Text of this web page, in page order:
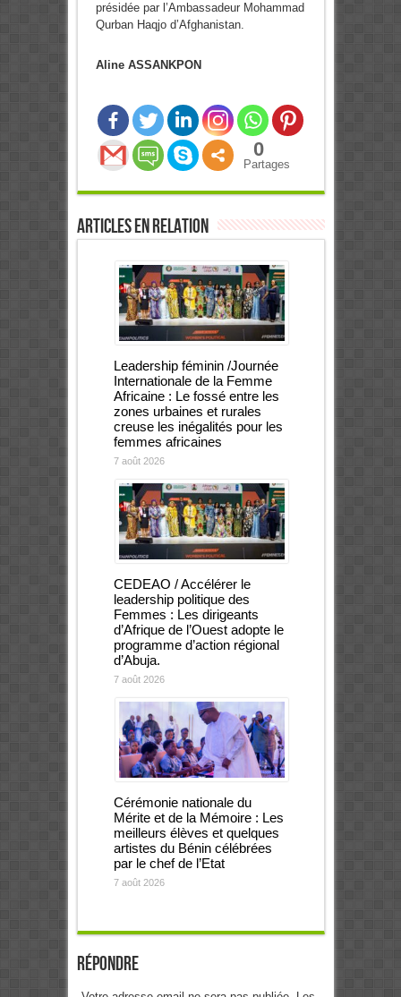
présidée par l’Ambassadeur Mohammad
Qurban Haqjo d’Afghanistan.
Aline ASSANKPON
0
Partages
Articles en relation
Leadership féminin /Journée
Internationale de la Femme
Africaine : Le fossé entre les
zones urbaines et rurales
creuse les inégalités pour les
femmes africaines
7 août 2026
CEDEAO / Accélérer le
leadership politique des
Femmes : Les dirigeants
d’Afrique de l’Ouest adopte le
programme d’action régional
d’Abuja.
7 août 2026
Cérémonie nationale du
Mérite et de la Mémoire : Les
meilleurs élèves et quelques
artistes du Bénin célébrées
par le chef de l’Etat
7 août 2026
Répondre